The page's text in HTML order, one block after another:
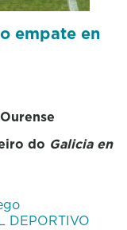
empate en
do Galicia en
DEPORTIVO